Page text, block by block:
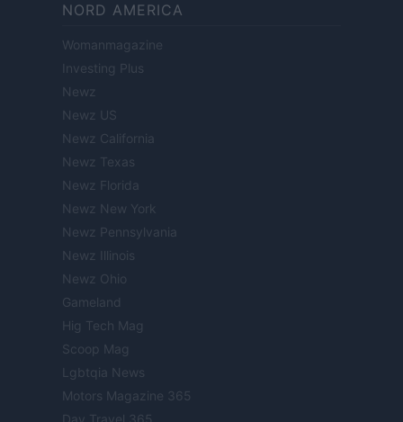
NORD AMERICA
Womanmagazine
Investing Plus
Newz
Newz US
Newz California
Newz Texas
Newz Florida
Newz New York
Newz Pennsylvania
Newz Illinois
Newz Ohio
Gameland
Hig Tech Mag
Scoop Mag
Lgbtqia News
Motors Magazine 365